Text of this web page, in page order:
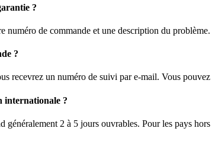
?
numéro de commande et une description du
?
recevrez un numéro de suivi par e-mail. Vous
internationale ?
généralement 2 à 5 jours ouvrables. Pour les pays